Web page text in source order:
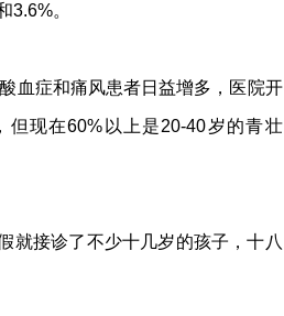
3.6%。
血症和痛风患者日益增多，医院开
现在60%以上是20-40岁的青壮
就接诊了不少十几岁的孩子，十八